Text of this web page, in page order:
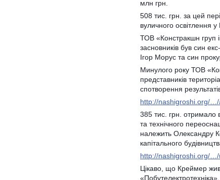
млн грн.
508 тис. грн. за цей
вуличного освітлення
ТОВ «Констракшн груп
засновників був син
Ігор Морус та син
Минулого року ТОВ
представників
спотворення
http://nashigroshi.org/
385 тис. грн. отримало
та технічного
належить Олександру
капітального
http://nashigroshi.org/
Цікаво, що Креймер